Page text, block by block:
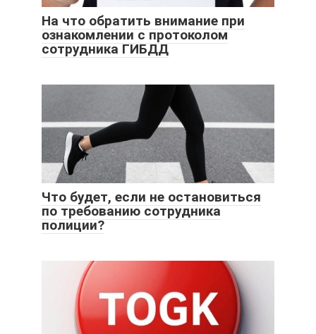
На что обратить внимание при
ознакомлении с протоколом
сотрудника ГИБДД
Что будет, если не остановиться
по требованию сотрудника
полиции?